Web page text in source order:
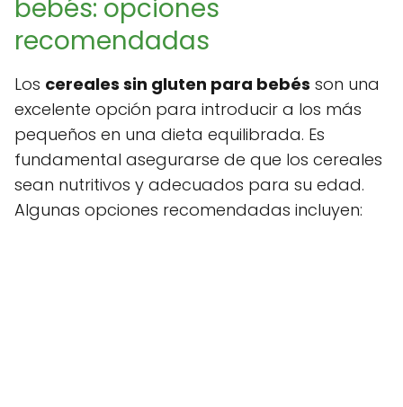
bebés: opciones
recomendadas
Los cereales sin gluten para bebés son una
excelente opción para introducir a los más
pequeños en una dieta equilibrada. Es
fundamental asegurarse de que los cereales
sean nutritivos y adecuados para su edad.
Algunas opciones recomendadas incluyen: